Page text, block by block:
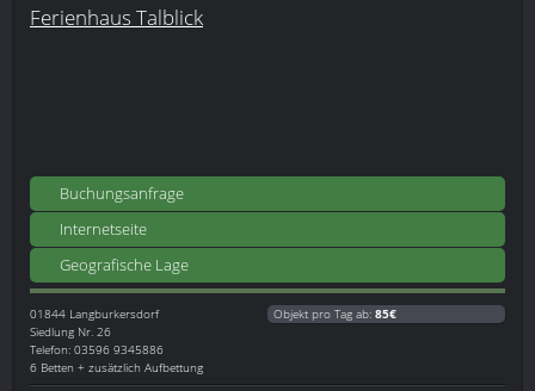
Ferienhaus Talblick
Buchungsanfrage
Internetseite
Geografische Lage
01844 Langburkersdorf
Siedlung Nr. 26
Telefon: 03596 9345886
6 Betten + zusätzlich Aufbettung
Objekt pro Tag ab: 85€